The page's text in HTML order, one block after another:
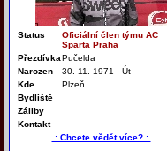
Status
Oficiální člen týmu AC
Sparta Praha
PřezdívkaPučelda
Narozen
30. 11. 1971 - Út
Kde
Plzeň
Bydliště
Záliby
Kontakt
.: Chcete vědět více? :.